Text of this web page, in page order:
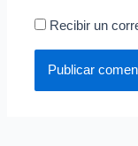
Recibir un